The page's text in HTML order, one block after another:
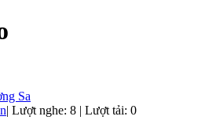
Sa
| Lượt nghe: 8 | Lượt tải: 0